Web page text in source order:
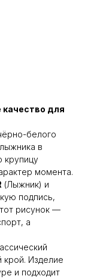
для
белого
в
крупицу
момента.
(Лыжник) и
подпись,
рисунок —
а
крой. Изделие
и подходит